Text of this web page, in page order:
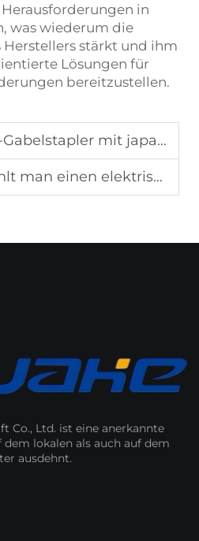
in
was wiederum die
stärkt und ihm
Lösungen für
bereitzustellen.
mit japanischem Motor für den Einsatz in Fabriken
elektrischen Gabelstapler für die Logistik aus?
Co., Ltd. ist eine anerkannte
dem lokalen als auch auf dem
ausdehnt.